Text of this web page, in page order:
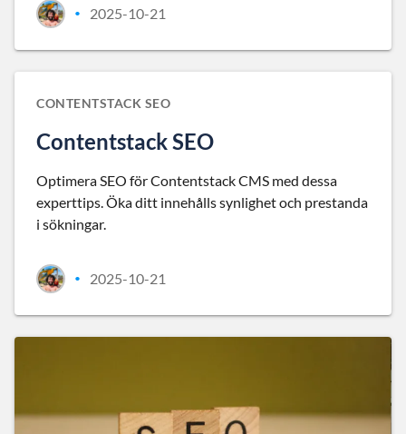
• 2025-10-21
CONTENTSTACK SEO
Contentstack SEO
Optimera SEO för Contentstack CMS med dessa
experttips. Öka ditt innehålls synlighet och prestanda
i sökningar.
• 2025-10-21